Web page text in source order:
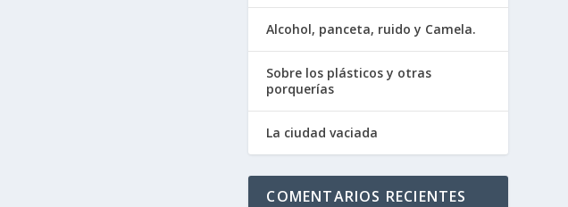
Alcohol, panceta, ruido y Camela.
Sobre los plásticos y otras
porquerías
La ciudad vaciada
COMENTARIOS RECIENTES